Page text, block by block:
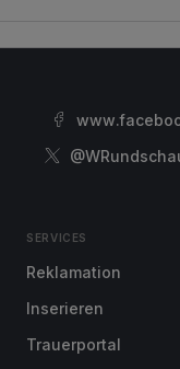
SERVICES
Reklamation
Inserieren
Trauerportal